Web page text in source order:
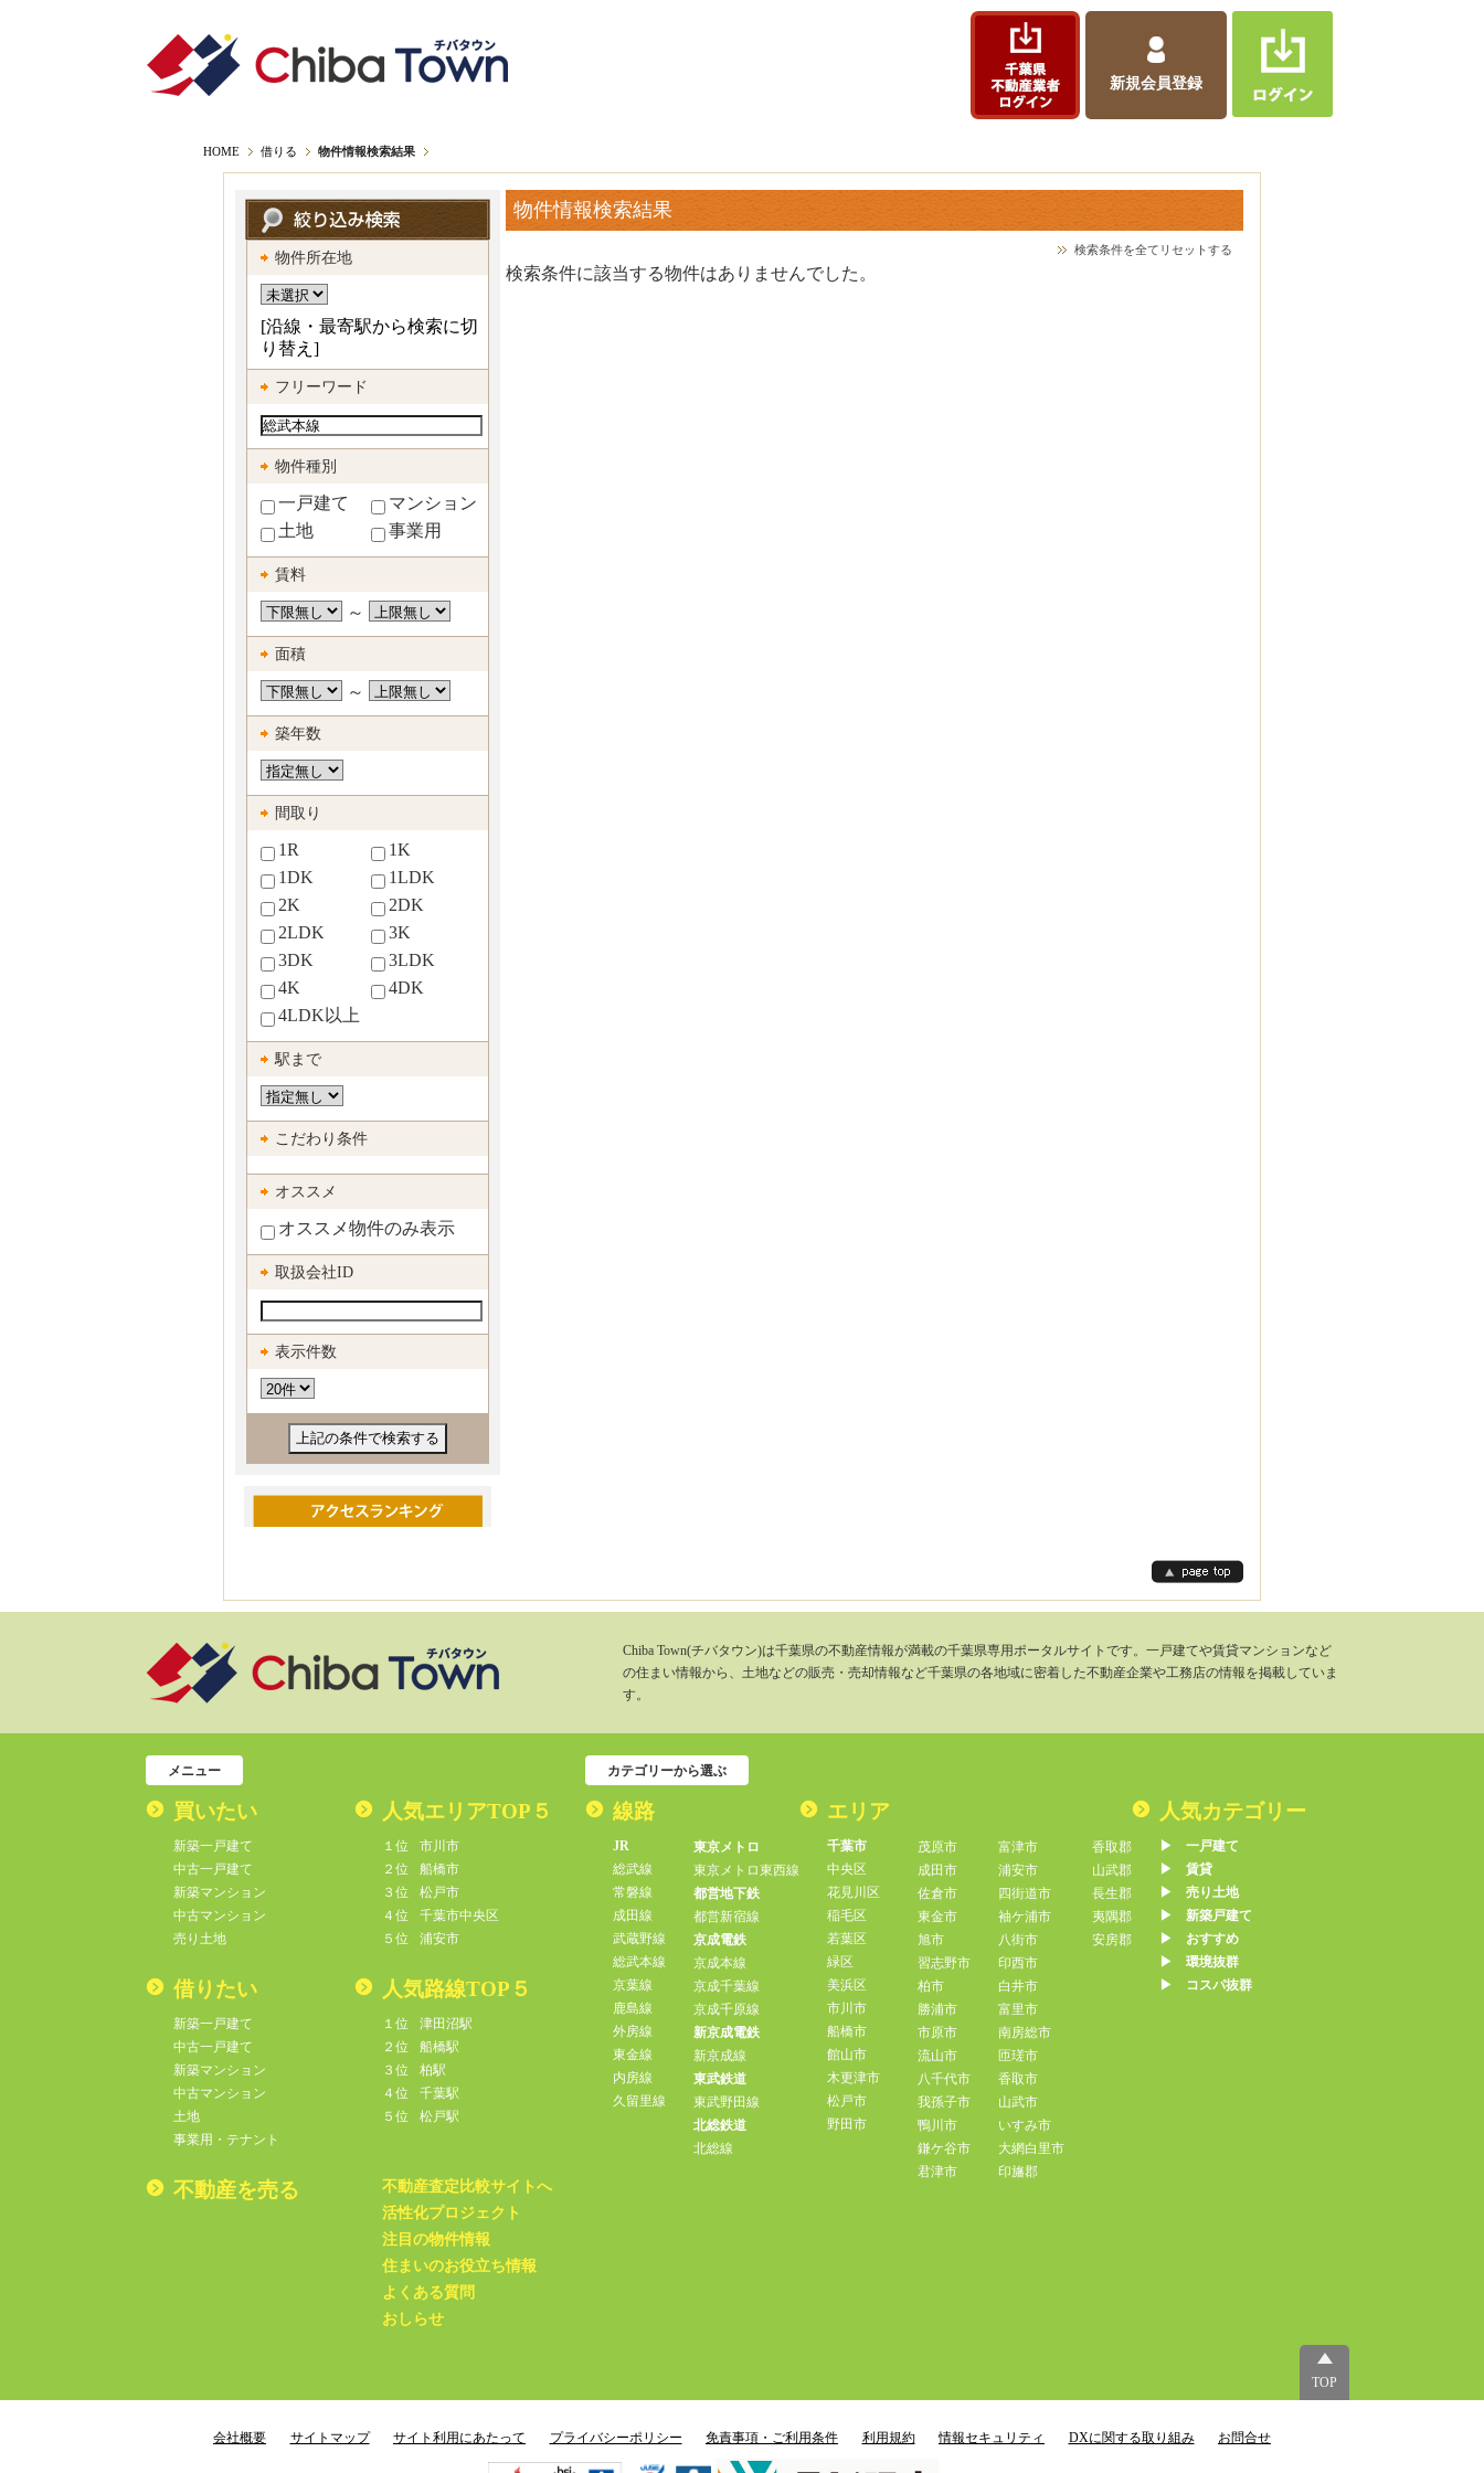
新規会員登録
HOME 借りる 物件情報検索結果
物件所在地
[沿線・最寄駅から検索に切
り替え]
フリーワード
物件種別
一戸建て
マンション
土地
事業用
賃料
～
面積
～
築年数
間取り
1R
1K
1DK
1LDK
2K
2DK
2LDK
3K
3DK
3LDK
4K
4DK
4LDK以上
駅まで
こだわり条件
オススメ
オススメ物件のみ表示
取扱会社ID
表示件数
物件情報検索結果
検索条件を全てリセットする
検索条件に該当する物件はありませんでした。
Chiba Town(チバタウン)は千葉県の不動産情報が満載の千葉県専用ポータルサイトです。一戸建てや賃貸マンションなど
の住まい情報から、土地などの販売・売却情報など千葉県の各地域に密着した不動産企業や工務店の情報を掲載していま
す。
メニュー
買いたい
新築一戸建て
中古一戸建て
新築マンション
中古マンション
売り土地
人気エリアTOP５
１位
市川市
２位
船橋市
３位
松戸市
４位
千葉市中央区
５位
浦安市
借りたい
新築一戸建て
中古一戸建て
新築マンション
中古マンション
土地
事業用・テナント
人気路線TOP５
１位
津田沼駅
２位
船橋駅
３位
柏駅
４位
千葉駅
５位
松戸駅
不動産を売る
不動産査定比較サイトへ
活性化プロジェクト
注目の物件情報
住まいのお役立ち情報
よくある質問
おしらせ
カテゴリーから選ぶ
線路
JR
総武線
常磐線
成田線
武蔵野線
総武本線
京葉線
鹿島線
外房線
東金線
内房線
久留里線
東京メトロ
東京メトロ東西線
都営地下鉄
都営新宿線
京成電鉄
京成本線
京成千葉線
京成千原線
新京成電鉄
新京成線
東武鉄道
東武野田線
北総鉄道
北総線
エリア
千葉市
中央区
花見川区
稲毛区
若葉区
緑区
美浜区
市川市
船橋市
館山市
木更津市
松戸市
野田市
茂原市
成田市
佐倉市
東金市
旭市
習志野市
柏市
勝浦市
市原市
流山市
八千代市
我孫子市
鴨川市
鎌ケ谷市
君津市
富津市
浦安市
四街道市
袖ケ浦市
八街市
印西市
白井市
富里市
南房総市
匝瑳市
香取市
山武市
いすみ市
大網白里市
印旛郡
香取郡
山武郡
長生郡
夷隅郡
安房郡
人気カテゴリー
▶︎ 一戸建て
▶︎ 賃貸
▶︎ 売り土地
▶︎ 新築戸建て
▶︎ おすすめ
▶︎ 環境抜群
▶︎ コスパ抜群
TOP
会社概要 サイトマップ サイト利用にあたって プライバシーポリシー 免責事項・ご利用条件 利用規約 情報セキュリティ DXに関する取り組み お問合せ